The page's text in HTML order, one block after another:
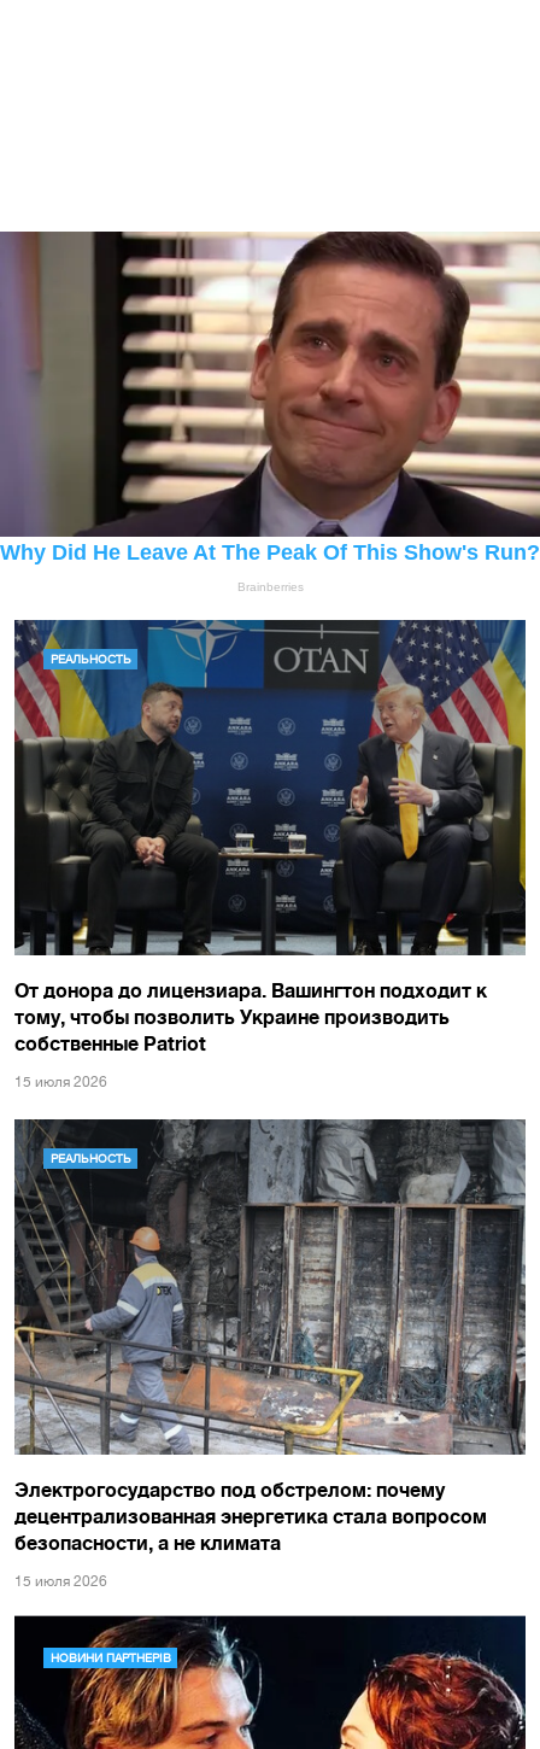
РЕАЛЬНОСТЬ
От донора до лицензиара. Вашингтон подходит к
тому, чтобы позволить Украине производить
собственные Patriot
15 июля 2026
РЕАЛЬНОСТЬ
Электрогосударство под обстрелом: почему
децентрализованная энергетика стала вопросом
безопасности, а не климата
15 июля 2026